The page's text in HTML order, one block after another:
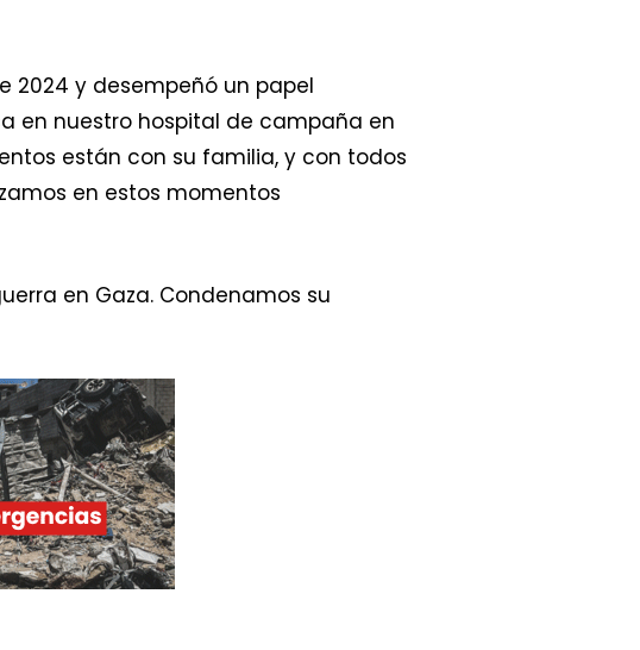
2024 y desempeñó un papel
en nuestro hospital de campaña en
están con su familia, y con todos
en estos momentos
en Gaza. Condenamos su